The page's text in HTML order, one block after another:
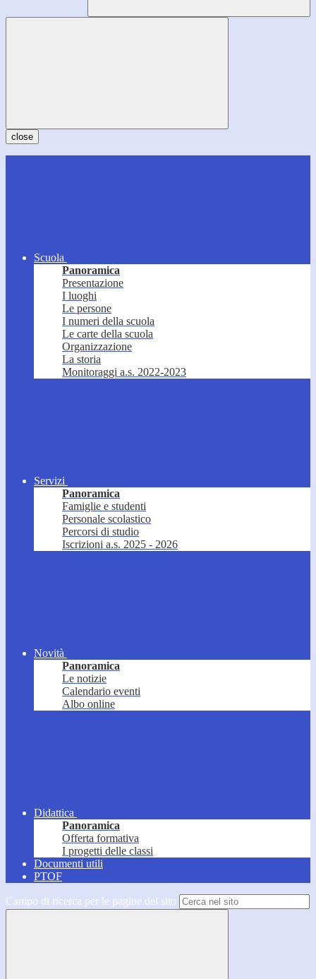
close
Scuola
Panoramica
Presentazione
I luoghi
Le persone
I numeri della scuola
Le carte della scuola
Organizzazione
La storia
Monitoraggi a.s. 2022-2023
Servizi
Panoramica
Famiglie e studenti
Personale scolastico
Percorsi di studio
Iscrizioni a.s. 2025 - 2026
Novità
Panoramica
Le notizie
Calendario eventi
Albo online
Didattica
Panoramica
Offerta formativa
I progetti delle classi
Documenti utili
PTOF
Campo di ricerca per le pagine del sito